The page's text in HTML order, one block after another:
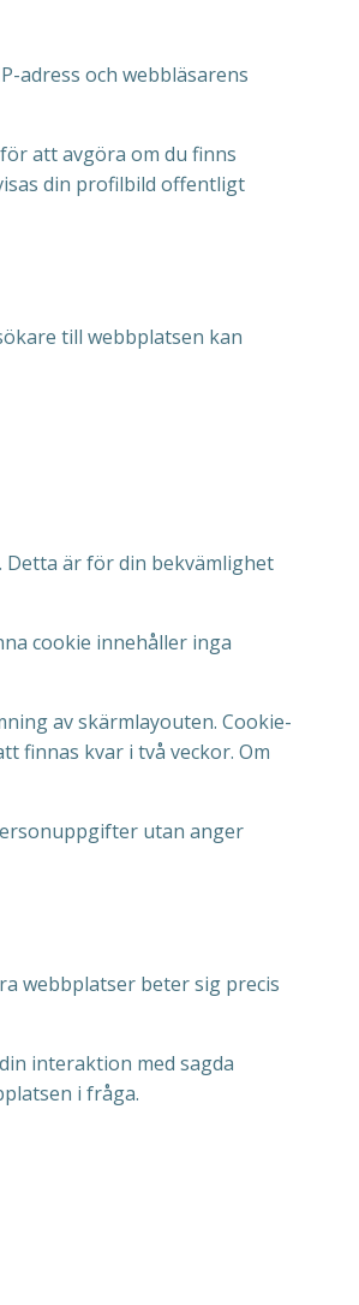
adress och webbläsarens
att avgöra om du finns
din profilbild offentligt
till webbplatsen kan
Detta är för din bekvämlighet
cookie innehåller inga
av skärmlayouten. Cookie-
finnas kvar i två veckor. Om
utan anger
webbplatser beter sig precis
interaktion med sagda
i fråga.